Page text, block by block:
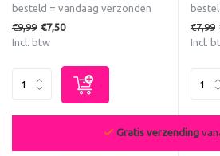
besteld = vandaag verzonden
€9,99 €7,50
Incl. btw
€7,99
Incl.
De beste deals van